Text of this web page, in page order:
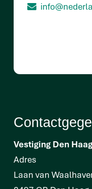
Vestiging Den Haag
Adres
Laan van